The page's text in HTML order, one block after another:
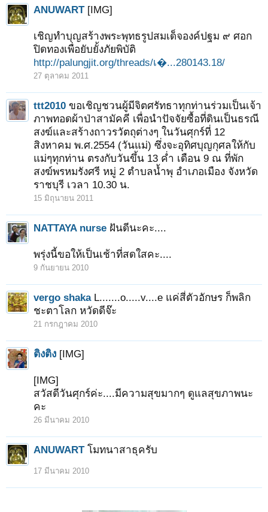
ANUWART [IMG]
เชิญทำบุญสร้างพระพุทธรูปสมเด็จองค์ปฐม ๙ ศอก
ปิดทองเพื่อยับยั้งภัยพิบัติ
http://palungjit.org/threads/เ�...280143.18/
27 ตุลาคม 2011
ttt2010 ขอเชิญชวนผู้มีจิตศรัทธาทุกท่านร่วมเป็นเจ้า
ภาพทอดผ้าป่าสามัคคี เพื่อนำปัจจัยซื้อที่ดินเป็นธรณี
สงฆ์และสร้างถาวรวัตถุต่างๆ ในวันศุกร์ที่ 12
สิงหาคม พ.ศ.2554 (วันแม่) ซึ่งจะอุทิศบุญกุศลให้กับ
แม่ๆทุกท่าน ตรงกับวันขึ้น 13 ค่ำ เดือน 9 ณ ที่พัก
สงฆ์พรหมรังศรี หมู่ 2 ตำบลน้ำพุ อำเภอเมือง จังหวัด
ราชบุรี เวลา 10.30 น.
15 มิถุนายน 2011
NATTAYA nurse ฝันดีนะคะ....
พรุ่งนี้ขอให้เป็นเช้าที่สดใสคะ....
9 กันยายน 2010
vergo shaka L.......o.....v....e แค่สี่ตัวอักษร ก็พลิก
ชะตาโลก หวัดดีจ๊ะ
21 กรกฎาคม 2010
ติงติง [IMG]
[IMG]
สวัสดีวันศุกร์ค่ะ....มีความสุขมากๆ ดูแลสุขภาพนะ
คะ
26 มีนาคม 2010
ANUWART โมทนาสาธุครับ
17 มีนาคม 2010